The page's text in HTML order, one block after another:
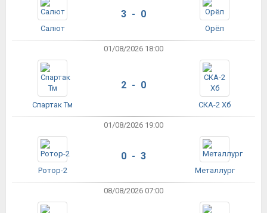
Салют
3 - 0
Орёл
01/08/2026 18:00
Спартак Тм
2 - 0
СКА-2 Хб
01/08/2026 19:00
Ротор-2
0 - 3
Металлург
08/08/2026 07:00